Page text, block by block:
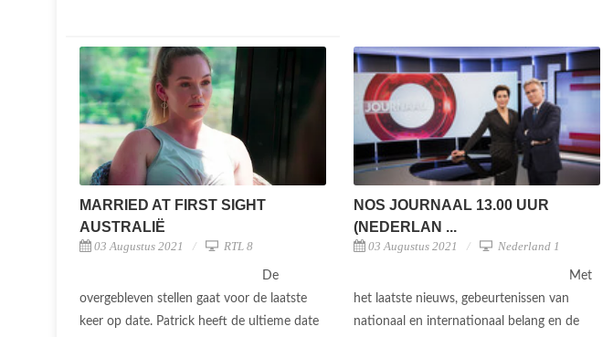
MARRIED AT FIRST SIGHT
AUSTRALIË
03 Augustus 2021 RTL 8
De
overgebleven stellen gaat voor de laatste
keer op date. Patrick heeft de ultieme date
NOS JOURNAAL 13.00 UUR
(NEDERLAN ...
03 Augustus 2021 Nederland 1
Met
het laatste nieuws, gebeurtenissen van
nationaal en internationaal belang en de